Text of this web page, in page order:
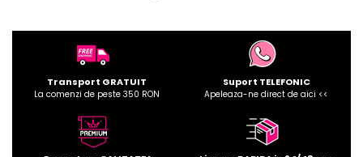
Transport GRATUIT
La comenzi de peste 350 RON
Suport TELEFONIC
Apeleaza-ne direct de aici <<